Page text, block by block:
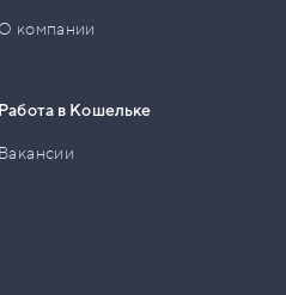
О компании
Работа в Кошельке
Вакансии